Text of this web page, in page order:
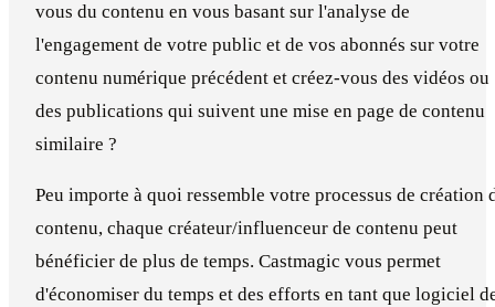
vous du contenu en vous basant sur l'analyse de
l'engagement de votre public et de vos abonnés sur votre
contenu numérique précédent et créez-vous des vidéos ou
des publications qui suivent une mise en page de contenu
similaire ?
Peu importe à quoi ressemble votre processus de création
contenu, chaque créateur/influenceur de contenu peut
bénéficier de plus de temps. Castmagic vous permet
d'économiser du temps et des efforts en tant que logiciel